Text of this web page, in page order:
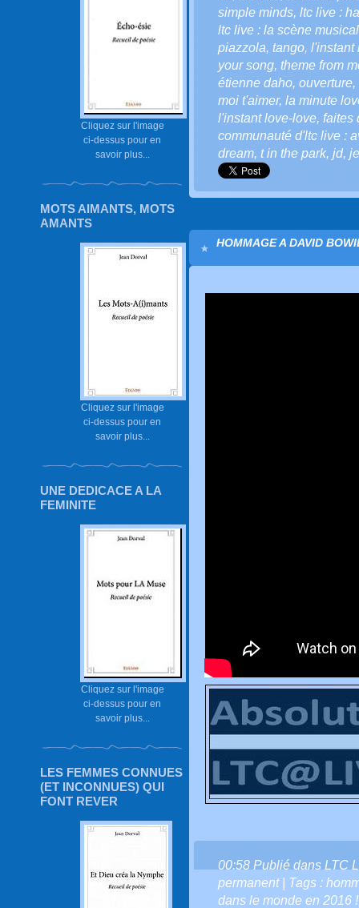
Cliquez sur l'image
ci-dessus pour en
savoir plus...
MOTS AIMANTS, MOTS
AMANTS
Cliquez sur l'image
ci-dessus pour en
savoir plus...
UNE DEDICACE A LA
FEMINITE
Cliquez sur l'image
ci-dessus pour en
savoir plus...
LES FEMMES CONNUES
(ET INCONNUES) QUI
FONT REVER
simple minds, ltc live :
ltc live : la scène
piazzola, tango, l'instant
your song, theme from
étienne daho, ouverture,
moi t'aimer, la minute
l'instant love-love, faites
communauté d'ltc live :
dream, t in the park, jd,
HOMMAGE A DAVID
00:58 Publié dans LTC
permanent| Tags :
dans le monde en 2016 !